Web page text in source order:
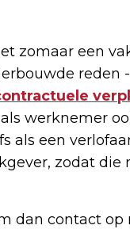
zomaar een
werknemer
als een
zodat die
dan contact